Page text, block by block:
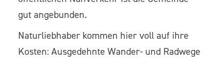
gut angebunden.
Naturliebhaber kommen hier voll auf ihre
Kosten: Ausgedehnte Wander- und Radwege